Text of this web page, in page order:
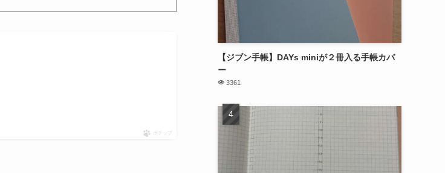
ポチップ
【ジブン手帳】DAYs miniが２冊入る手帳カバ
ー
3361